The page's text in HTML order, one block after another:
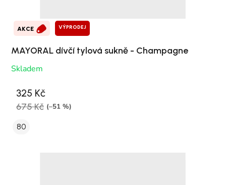
AKCE VÝPRODEJ
MAYORAL dívčí tylová sukně - Champagne
Skladem
325 Kč
675 Kč (–51 %)
80